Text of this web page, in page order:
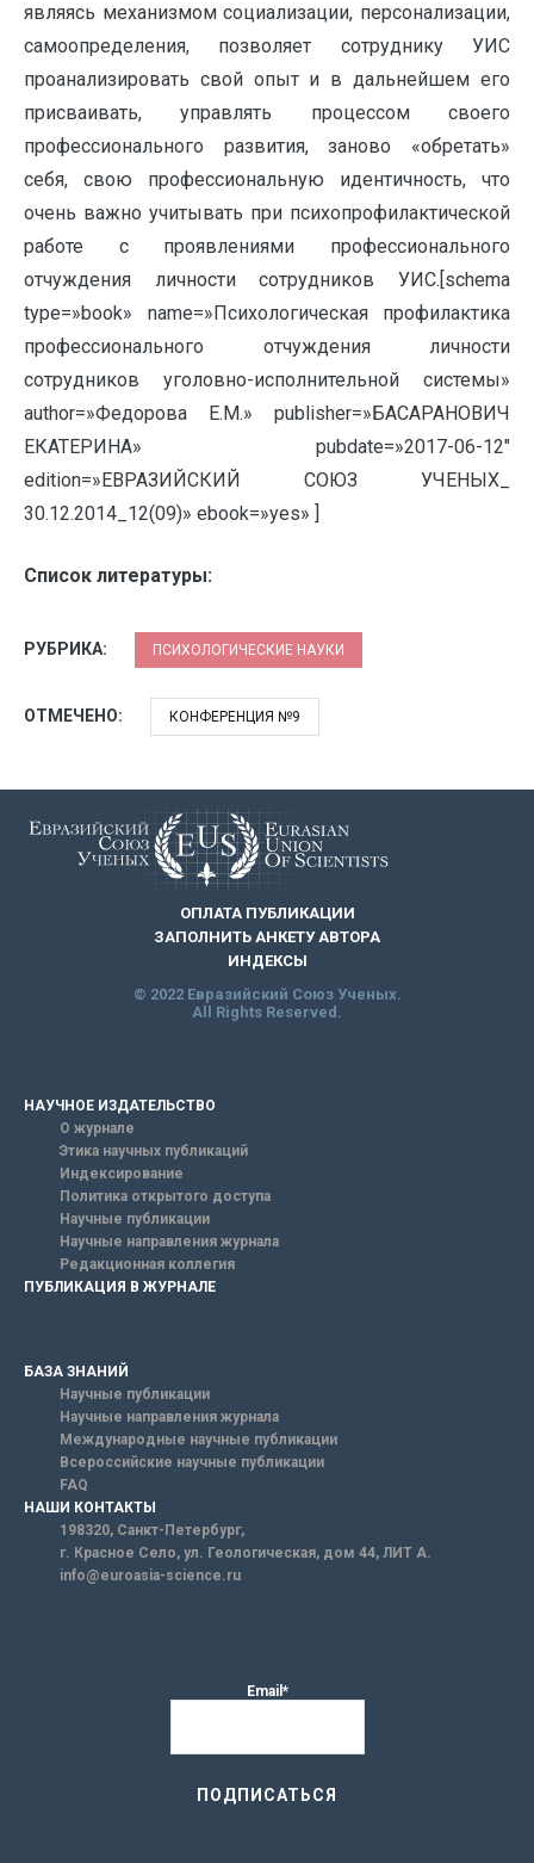
являясь механизмом социализации, персонализации,
самоопределения, позволяет сотруднику УИС
проанализировать свой опыт и в дальнейшем его
присваивать, управлять процессом своего
профессионального развития, заново «обретать»
себя, свою профессиональную идентичность, что
очень важно учитывать при психопрофилактической
работе с проявлениями профессионального
отчуждения личности сотрудников УИС.[schema
type=»book» name=»Психологическая профилактика
профессионального отчуждения личности
сотрудников уголовно-исполнительной системы»
author=»Федорова Е.М.» publisher=»БАСАРАНОВИЧ
ЕКАТЕРИНА» pubdate=»2017-06-12″
edition=»ЕВРАЗИЙСКИЙ СОЮЗ УЧЕНЫХ_
30.12.2014_12(09)» ebook=»yes» ]
Список литературы:
РУБРИКА: ПСИХОЛОГИЧЕСКИЕ НАУКИ
ОТМЕЧЕНО: КОНФЕРЕНЦИЯ №9
ОПЛАТА ПУБЛИКАЦИИ
ЗАПОЛНИТЬ АНКЕТУ АВТОРА
ИНДЕКСЫ
© 2022 Евразийский Союз Ученых.
All Rights Reserved.
НАУЧНОЕ ИЗДАТЕЛЬСТВО
О журнале
Этика научных публикаций
Индексирование
Политика открытого доступа
Научные публикации
Научные направления журнала
Редакционная коллегия
ПУБЛИКАЦИЯ В ЖУРНАЛЕ
БАЗА ЗНАНИЙ
Научные публикации
Научные направления журнала
Международные научные публикации
Всероссийские научные публикации
FAQ
НАШИ КОНТАКТЫ
198320, Санкт-Петербург,
г. Красное Село, ул. Геологическая, дом 44, ЛИТ А.
info@euroasia-science.ru
Email*